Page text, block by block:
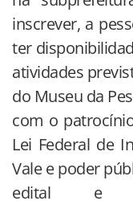
inscrever, a
ter
atividades
do Museu da
com o
Lei Federal de
Vale e poder
edital e